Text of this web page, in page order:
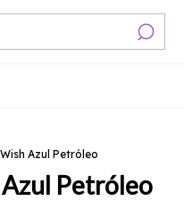
Azul Petróleo
Petróleo